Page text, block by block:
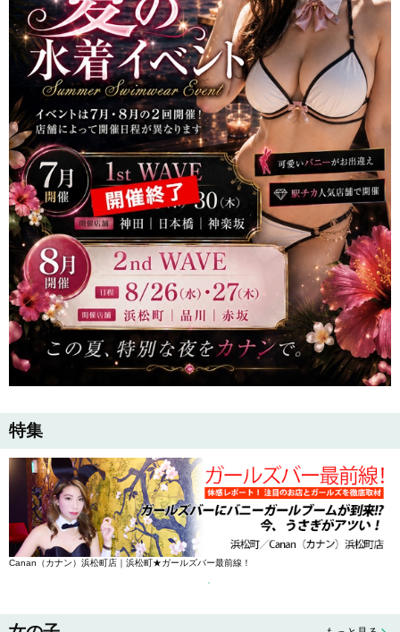
特集
Canan（カナン）浜松町店｜浜松町★ガールズバー最前線！